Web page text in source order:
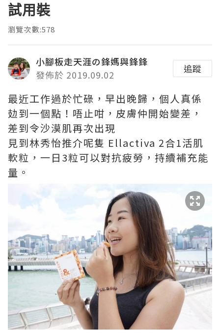
試用裝
瀏覽次數:578
小腳板走天涯の鋒媽與鋒鋒
發佈於 2019.09.02
追蹤
最近工作過於忙碌，早出晚歸，個人真係
攰到一個點！唔止咁，皮膚仲開始變差，
差到令沙漠肌再次出現
見到林秀怡推介呢隻 Ellactiva 2合1活肌
軟粒，一日3粒可以對抗疲勞，持續補充能
量。